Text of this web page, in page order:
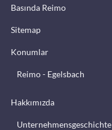
Basında Reimo
Sitemap
Konumlar
Reimo - Egelsbach
Hakkımızda
Unternehmensgeschichte